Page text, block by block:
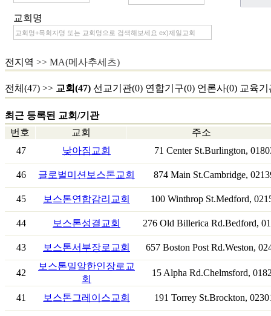
교회명
전지역 >> MA(메사추세츠)
전체(47) >> 교회(47) 선교기관(0) 연합기구(0) 언론사(0) 교육기
최근 등록된 교회/기관
번호
교회
주소
47
낮아짐교회 71 Center St.Burlington,
46 글로벌미션보스톤교회 874 Main St.Cambridge,
45 보스톤연합감리교회 100 Winthrop St.Medford,
44 보스톤성결교회 276 Old Billerica Rd.Bedford,
43 보스톤서부장로교회 657 Boston Post Rd.Weston,
42
보스톤밀알한인장로교
회
15 Alpha Rd.Chelmsford,
41 보스톤그레이스교회 191 Torrey St.Brockton,